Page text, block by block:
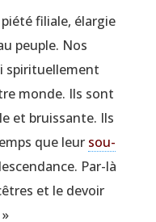
pié­té filiale, élar­gie
peuple. Nos
spi­ri­tuel­le­ment
monde. Ils sont
et bruis­sante. Ils
que leur sou­
Par-là
et le devoir